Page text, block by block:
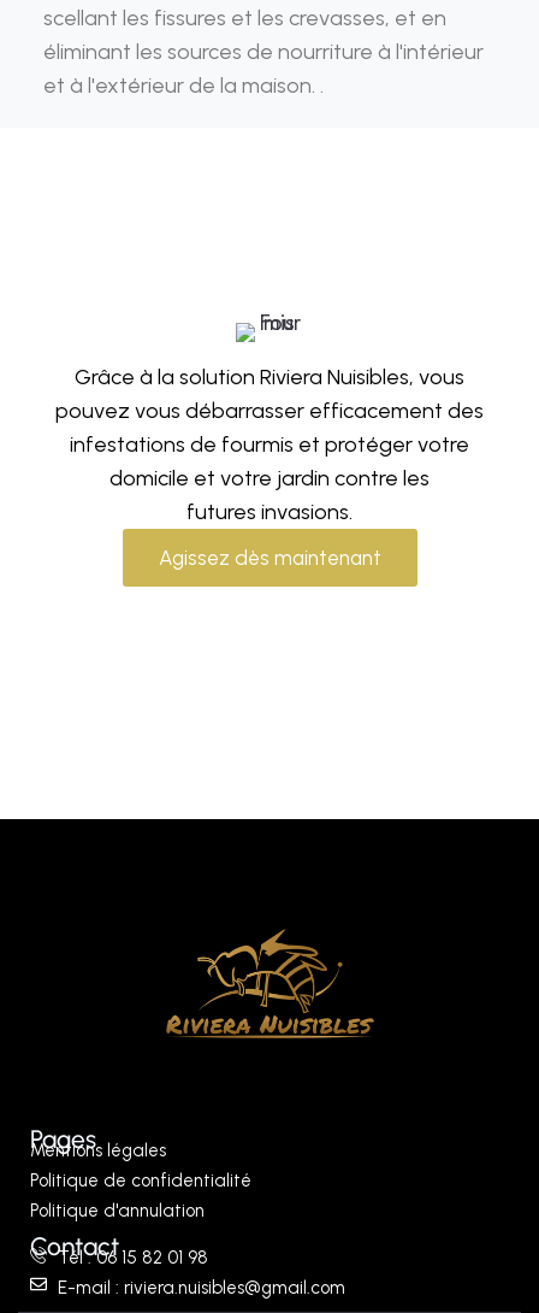
scellant les fissures et les crevasses, et en
éliminant les sources de nourriture à l'intérieur
et à l'extérieur de la maison. .
Grâce à la solution Riviera Nuisibles, vous
pouvez vous débarrasser efficacement des
infestations de fourmis et protéger votre
domicile et votre jardin contre les
futures invasions.
Agissez dès maintenant
Pages
Mentions légales
Politique de confidentialité
Politique d'annulation
Contact
Tél : 06 15 82 01 98
E-mail : riviera.nuisibles@gmail.com